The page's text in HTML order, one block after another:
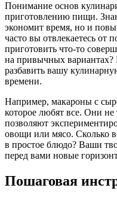
Понимание основ
приготовлению пищи.
экономит время, но и
часто вы отвлекаетесь от
приготовить что-то
на привычных
разбавить вашу
времени.
Например, макароны с
которое любят все. Они не
позволяют
овощи или мясо. Сколько
в простое блюдо? Ваши
перед вами новые
Пошаговая